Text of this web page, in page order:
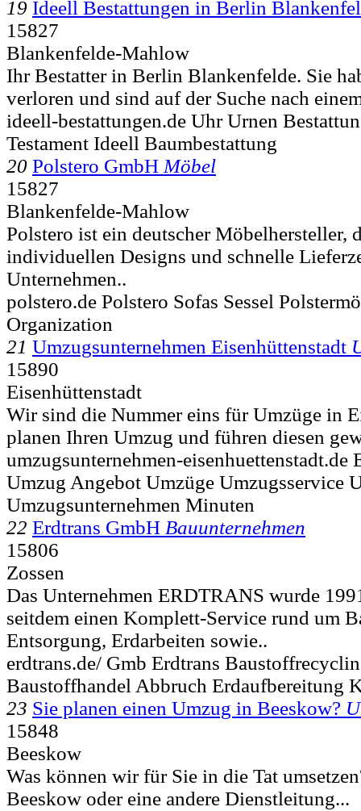
19 Ideell Bestattungen in Berlin
15827
Blankenfelde-Mahlow
Ihr Bestatter in Berlin Blankenfelde. Sie
verloren und sind auf der Suche nach
ideell-bestattungen.de Uhr Urnen
Testament Ideell Baumbestattung
20 Polstero GmbH Möbel
15827
Blankenfelde-Mahlow
Polstero ist ein deutscher Möbelhersteller,
individuellen Designs und schnelle
Unternehmen..
polstero.de Polstero Sofas Sessel
Organization
21 Umzugsunternehmen Eisenhüttenstadt
15890
Eisenhüttenstadt
Wir sind die Nummer eins für Umzüge in
planen Ihren Umzug und führen diesen
umzugsunternehmen-eisenhuettenstadt.de
Umzug Angebot Umzüge Umzugsservice
Umzugsunternehmen Minuten
22 Erdtrans GmbH Bauunternehmen
15806
Zossen
Das Unternehmen ERDTRANS wurde
seitdem einen Komplett-Service rund um
Entsorgung, Erdarbeiten sowie..
erdtrans.de/ Gmb Erdtrans
Baustoffhandel Abbruch Erdaufbereitung
23 Sie planen einen Umzug in Beeskow?
15848
Beeskow
Was können wir für Sie in die Tat
Beeskow oder eine andere Dienstleitung...